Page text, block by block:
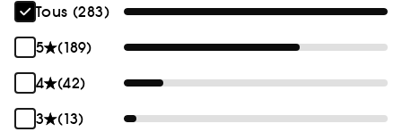
Tous (283)
5
(189)
4
(42)
3
(13)